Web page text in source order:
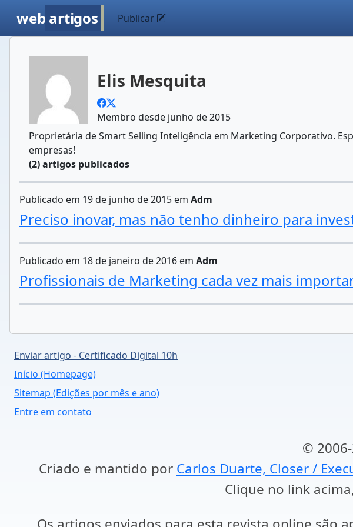
web artigos Publicar
Elis Mesquita
Membro desde junho de 2015
Proprietária de Smart Selling Inteligência em Marketing Corporativo.
empresas!
(2) artigos publicados
Publicado em 19 de junho de 2015 em Adm
Preciso inovar, mas não tenho dinheiro para
Publicado em 18 de janeiro de 2016 em Adm
Profissionais de Marketing cada vez mais
Enviar artigo - Certificado Digital 10h
Início (Homepage)
Sitemap (Edições por mês e ano)
Entre em contato
©
Criado e mantido por Carlos Duarte, Closer /
Clique no link